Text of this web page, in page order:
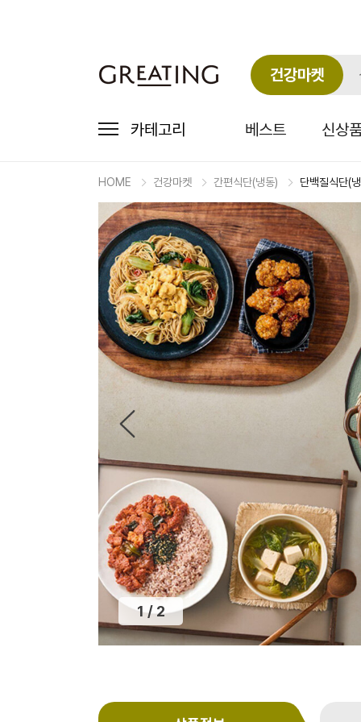
건강마켓
카테고리 베스트 신상
HOME 건강마켓 간편식단(냉동) 단백질식단(
켓
상
세
상
품
정
보
2/2